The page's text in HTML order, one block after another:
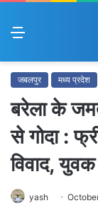
Menu
जबलपुर मध्य प्रदेश
बरेला के
से गोदा :
विवाद,
yash